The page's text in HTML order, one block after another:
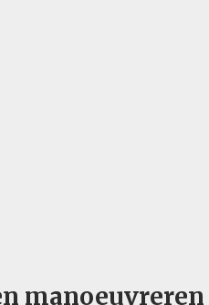
manoeuvreren